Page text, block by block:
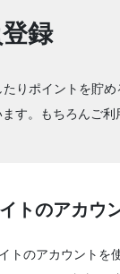
録
りポイントを貯め
す。もちろんご利
トのアカウ
トのアカウントを